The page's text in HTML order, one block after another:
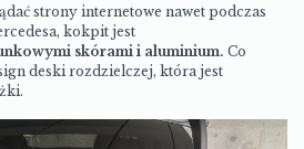
strony internetowe nawet podczas
kokpit jest
skórami i aluminium. Co
deski rozdzielczej, która jest